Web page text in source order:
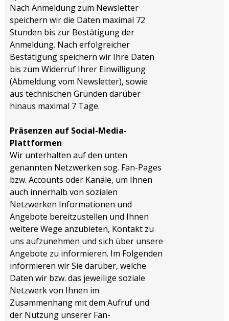
Nach Anmeldung zum Newsletter
speichern wir die Daten maximal 72
Stunden bis zur Bestätigung der
Anmeldung. Nach erfolgreicher
Bestätigung speichern wir Ihre Daten
bis zum Widerruf Ihrer Einwilligung
(Abmeldung vom Newsletter), sowie
aus technischen Gründen darüber
hinaus maximal 7 Tage.
Präsenzen auf Social-Media-
Plattformen
Wir unterhalten auf den unten
genannten Netzwerken sog. Fan-Pages
bzw. Accounts oder Kanäle, um Ihnen
auch innerhalb von sozialen
Netzwerken Informationen und
Angebote bereitzustellen und Ihnen
weitere Wege anzubieten, Kontakt zu
uns aufzunehmen und sich über unsere
Angebote zu informieren. Im Folgenden
informieren wir Sie darüber, welche
Daten wir bzw. das jeweilige soziale
Netzwerk von Ihnen im
Zusammenhang mit dem Aufruf und
der Nutzung unserer Fan-